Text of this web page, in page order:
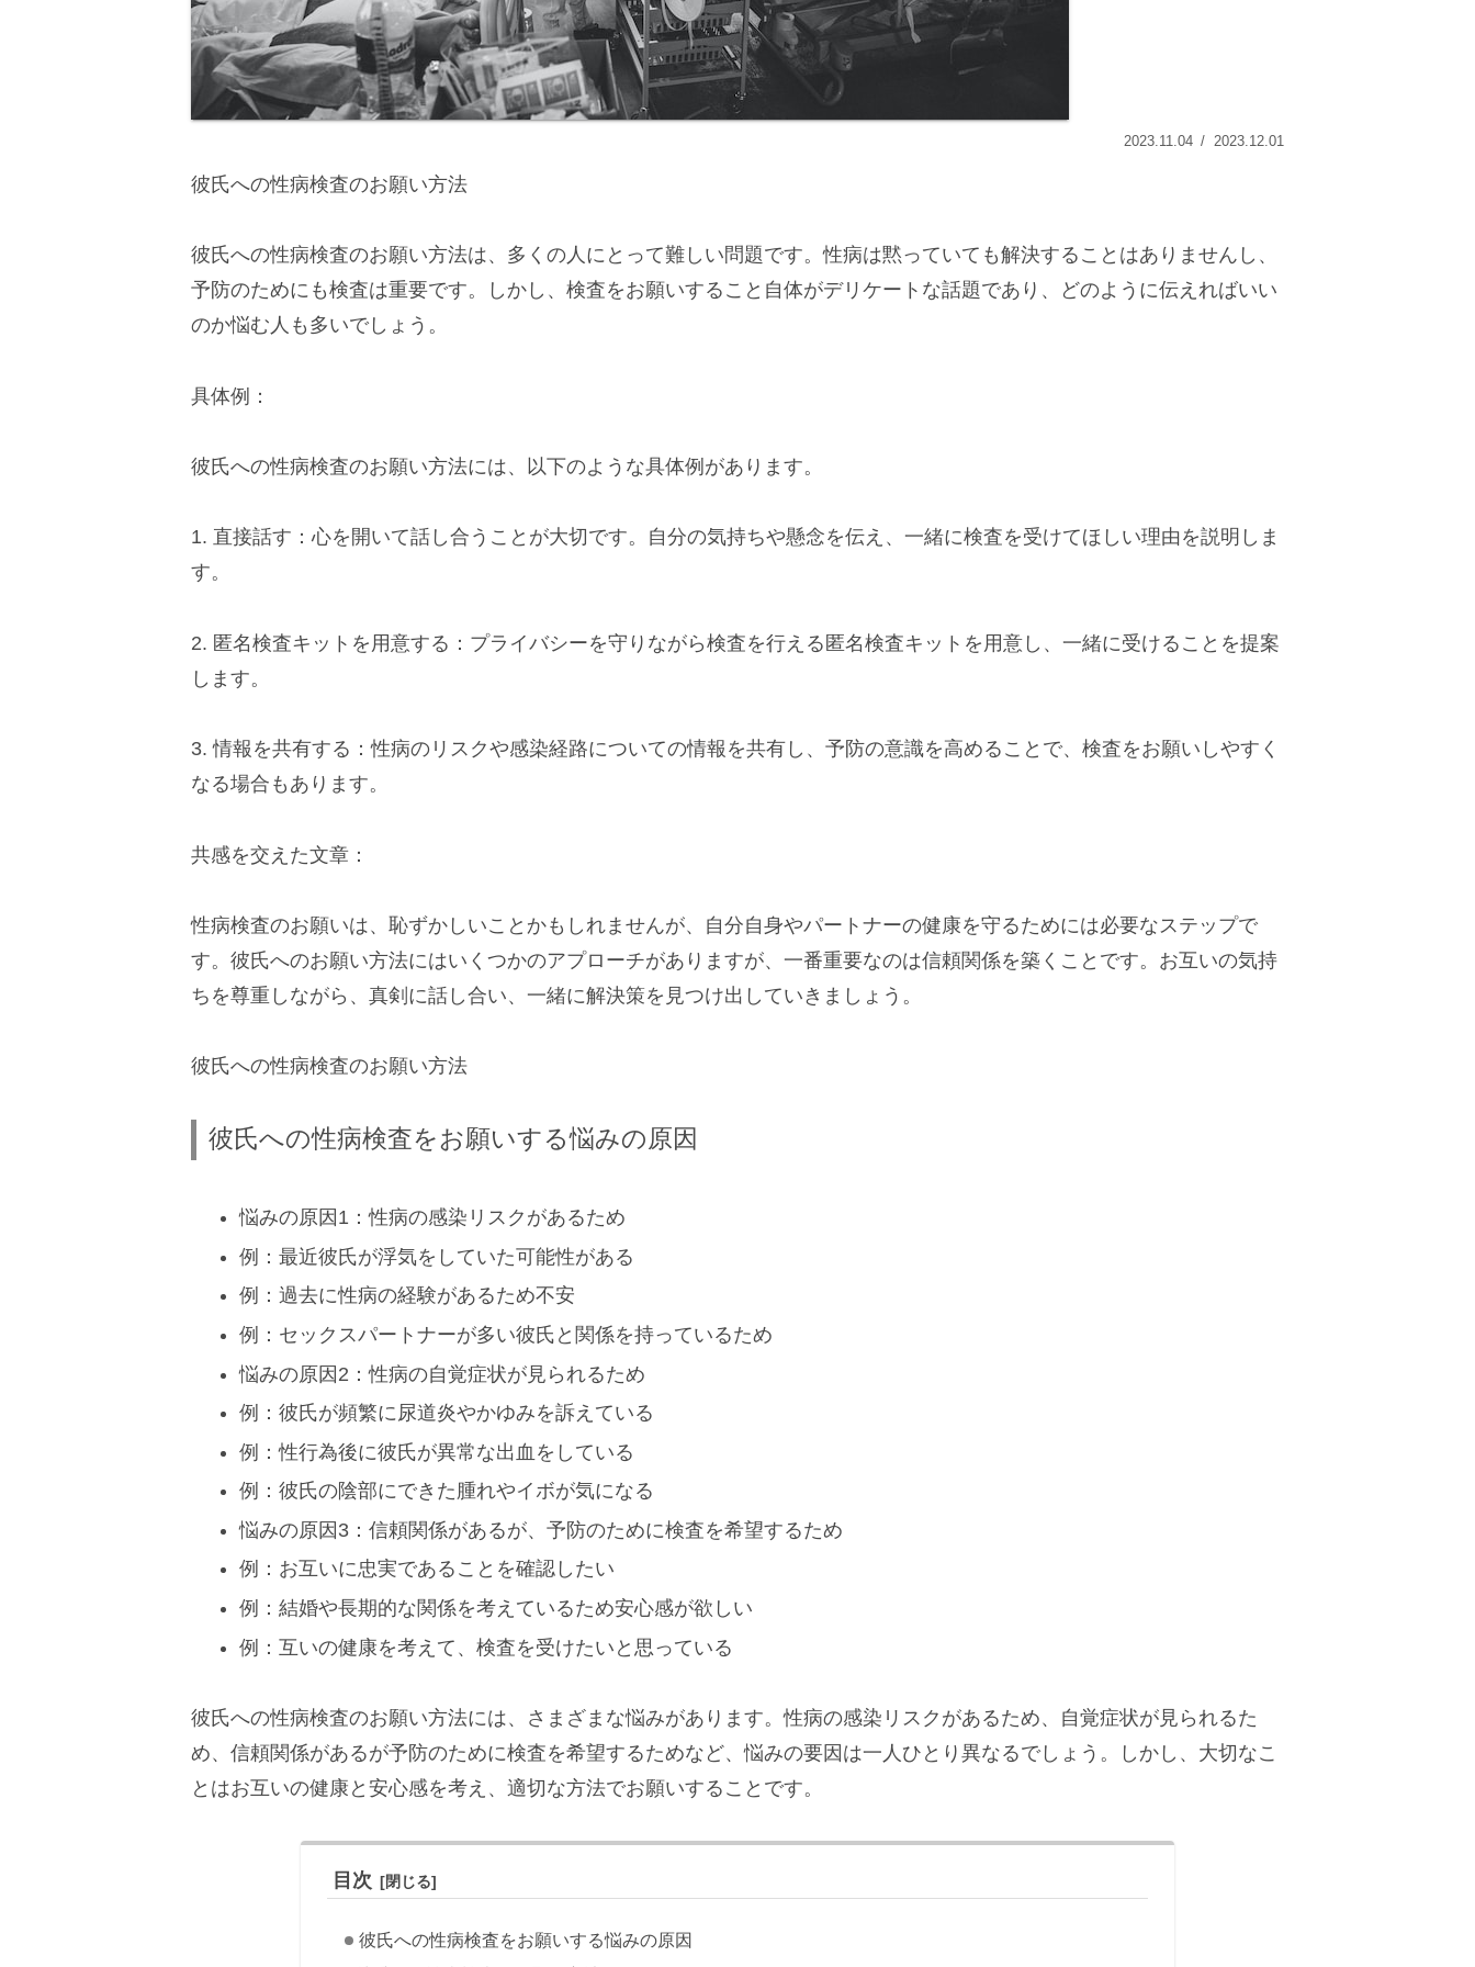
2023.11.04 2023.12.01
彼氏への性病検査のお願い方法
彼氏への性病検査のお願い方法は、多くの人にとって難しい問題です。性病は黙っていても解決することはありませんし、
予防のためにも検査は重要です。しかし、検査をお願いすること自体がデリケートな話題であり、どのように伝えればいい
のか悩む人も多いでしょう。
具体例：
彼氏への性病検査のお願い方法には、以下のような具体例があります。
1. 直接話す：心を開いて話し合うことが大切です。自分の気持ちや懸念を伝え、一緒に検査を受けてほしい理由を説明しま
す。
2. 匿名検査キットを用意する：プライバシーを守りながら検査を行える匿名検査キットを用意し、一緒に受けることを提案
します。
3. 情報を共有する：性病のリスクや感染経路についての情報を共有し、予防の意識を高めることで、検査をお願いしやすく
なる場合もあります。
共感を交えた文章：
性病検査のお願いは、恥ずかしいことかもしれませんが、自分自身やパートナーの健康を守るためには必要なステップで
す。彼氏へのお願い方法にはいくつかのアプローチがありますが、一番重要なのは信頼関係を築くことです。お互いの気持
ちを尊重しながら、真剣に話し合い、一緒に解決策を見つけ出していきましょう。
彼氏への性病検査のお願い方法
彼氏への性病検査をお願いする悩みの原因
悩みの原因1：性病の感染リスクがあるため
例：最近彼氏が浮気をしていた可能性がある
例：過去に性病の経験があるため不安
例：セックスパートナーが多い彼氏と関係を持っているため
悩みの原因2：性病の自覚症状が見られるため
例：彼氏が頻繁に尿道炎やかゆみを訴えている
例：性行為後に彼氏が異常な出血をしている
例：彼氏の陰部にできた腫れやイボが気になる
悩みの原因3：信頼関係があるが、予防のために検査を希望するため
例：お互いに忠実であることを確認したい
例：結婚や長期的な関係を考えているため安心感が欲しい
例：互いの健康を考えて、検査を受けたいと思っている
彼氏への性病検査のお願い方法には、さまざまな悩みがあります。性病の感染リスクがあるため、自覚症状が見られるた
め、信頼関係があるが予防のために検査を希望するためなど、悩みの要因は一人ひとり異なるでしょう。しかし、大切なこ
とはお互いの健康と安心感を考え、適切な方法でお願いすることです。
目次
彼氏への性病検査をお願いする悩みの原因